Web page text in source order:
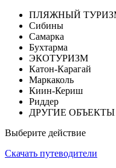
ПЛЯЖНЫЙ
Сибины
Самарка
Бухтарма
ЭКОТУРИЗМ
Катон-Карагай
Маркаколь
Киин-Кериш
Риддер
ДРУГИЕ ОБЪЕКТЫ
Выберите действие
Скачать путеводители